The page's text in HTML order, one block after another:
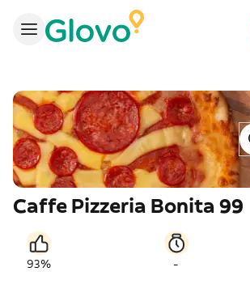
Caffe Pizzeria Bonita 99
93% -